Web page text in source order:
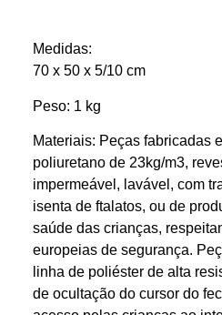
Medidas:
70 x 50 x 5/10 cm
Peso: 1 kg
Materiais: Peças fabricadas
poliuretano de 23kg/m3,
impermeável, lavável, com
isenta de ftalatos, ou de
saúde das crianças,
europeias de segurança.
linha de poliéster de alta
de ocultação do cursor do